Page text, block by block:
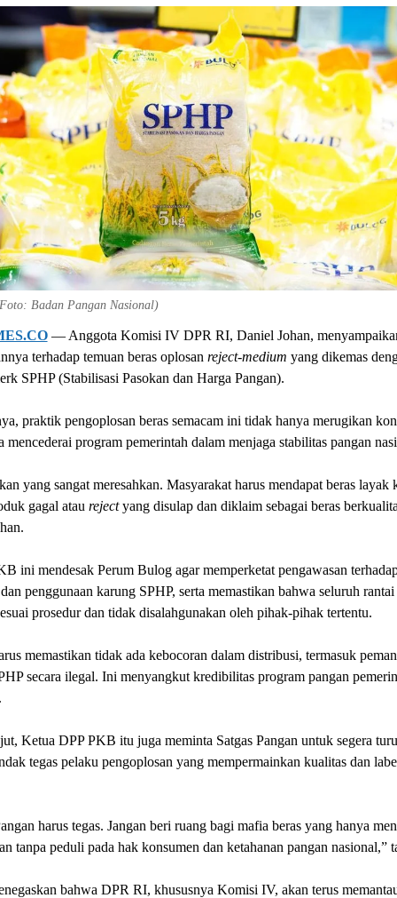
Badan Pangan Nasional)
— Anggota Komisi IV DPR RI, Daniel Johan,
terhadap temuan beras oplosan reject-medium yang dikemas
SPHP (Stabilisasi Pasokan dan Harga Pangan).
praktik pengoplosan beras semacam ini tidak hanya merugikan
mencederai program pemerintah dalam menjaga stabilitas pangan
yang sangat meresahkan. Masyarakat harus mendapat beras layak
gagal atau rejectyang disulap dan diklaim sebagai beras
ini mendesak Perum Bulog agar memperketat pengawasan
penggunaan karung SPHP, serta memastikan bahwa seluruh
prosedur dan tidak disalahgunakan oleh pihak-pihak tertentu.
memastikan tidak ada kebocoran dalam distribusi, termasuk
secara ilegal. Ini menyangkut kredibilitas program pangan
Ketua DPP PKB itu juga meminta Satgas Pangan untuk segera
tegas pelaku pengoplosan yang mempermainkan kualitas dan
harus tegas. Jangan beri ruang bagi mafia beras yang hanya
tanpa peduli pada hak konsumen dan ketahanan pangan nasional,”
bahwa DPR RI, khususnya Komisi IV, akan terus